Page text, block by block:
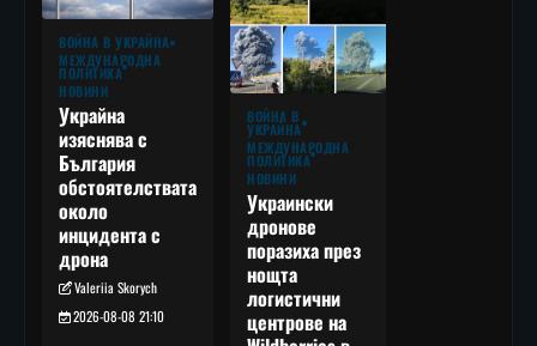
ВОЙНА В УКРАЙНА
МЕЖДУНАРОДНА
ПОЛИТИКА
НОВИНИ
Украйна
изяснява с
България
обстоятелствата
около
инцидента с
дрона
Valeriia Skorych
2026-08-08 21:10
ВОЙНА В
УКРАЙНА
МЕЖДУНАРОДНА
ПОЛИТИКА
НОВИНИ
Украински
дронове
поразиха през
нощта
логистични
центрове на